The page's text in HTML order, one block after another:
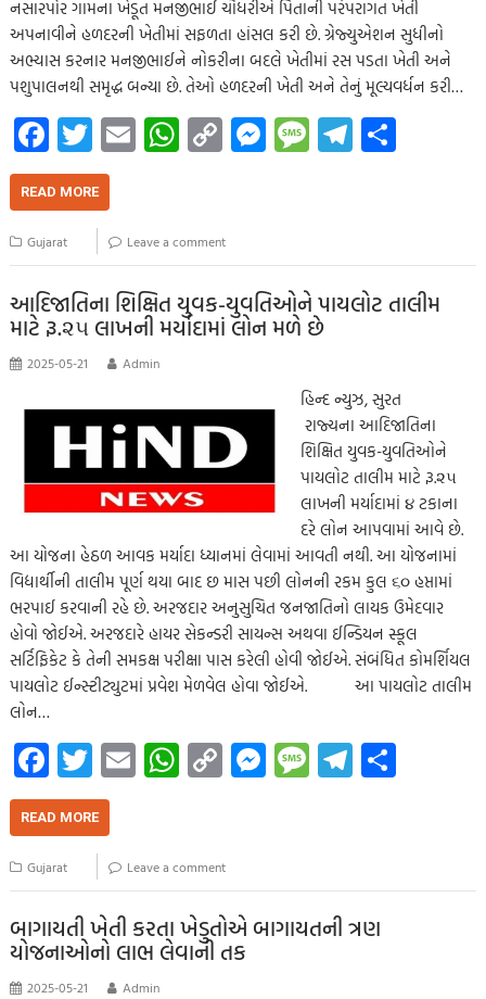
નસારપોર ગામના ખેડૂત મનજીભાઈ ચૌધરીએ પિતાની પરંપરાગત ખેતી
અપનાવીને હળદરની ખેતીમાં સફળતા હાંસલ કરી છે. ગ્રેજ્યુએશન સુધીનો
અભ્યાસ કરનાર મનજીભાઈને નોકરીના બદલે ખેતીમાં રસ પડતા ખેતી અને
પશુપાલનથી સમૃદ્ધ બન્યા છે. તેઓ હળદરની ખેતી અને તેનું મૂલ્યવર્ધન કરી…
Fa
ce
b
o
o
k
T
wi
tt
er
E
m
W
h
s
A
p
p
C
o
y
Li
nk
M
es
g
er
M
es
e
Te
le
m
READ MORE
Gujarat Leave a comment
આદિજાતિના શિક્ષિત યુવક-યુવતિઓને પાયલોટ તાલીમ
માટે રૂ.૨૫ લાખની મર્યાદામાં લોન મળે છે
2025-05-21 Admin
હિન્દ ન્યુઝ, સુરત
રાજ્યના આદિજાતિના
શિક્ષિત યુવક-યુવતિઓને
પાયલોટ તાલીમ માટે રૂ.૨૫
લાખની મર્યાદામાં ૪ ટકાના
દરે લોન આપવામાં આવે છે.
આ યોજના હેઠળ આવક મર્યાદા ધ્યાનમાં લેવામાં આવતી નથી. આ યોજનામાં
વિદ્યાર્થીની તાલીમ પૂર્ણ થયા બાદ છ માસ પછી લોનની રકમ કુલ ૬૦ હપ્તામાં
ભરપાઈ કરવાની રહે છે. અરજદાર અનુસુચિત જનજાતિનો લાયક ઉમેદવાર
હોવો જોઈએ. અરજદારે હાયર સેકન્ડરી સાયન્સ અથવા ઈન્ડિયન સ્કૂલ
સર્ટિફિકેટ કે તેની સમકક્ષ પરીક્ષા પાસ કરેલી હોવી જોઈએ. સંબંધિત કોમર્શિયલ
પાયલોટ ઈન્સ્ટીટ્યુટમાં પ્રવેશ મેળવેલ હોવા જોઈએ. આ પાયલોટ તાલીમ
લોન…
Fa
ce
b
o
o
k
T
wi
tt
er
E
m
W
h
s
A
p
p
C
o
y
Li
nk
M
es
g
er
M
es
e
Te
le
m
READ MORE
Gujarat Leave a comment
બાગાયતી ખેતી કરતા ખેડુતોએ બાગાયતની ત્રણ
યોજનાઓનો લાભ લેવાની તક
2025-05-21 Admin